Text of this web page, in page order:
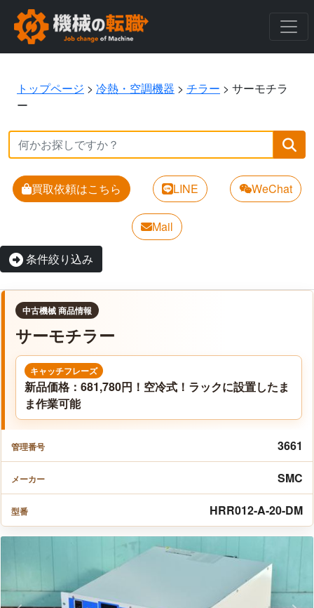
トップページ > 冷熱・空調機器 > チラー > サーモチラ
ー
買取依頼はこちら LINE WeChat
Mail
条件絞り込み
中古機械 商品情報
サーモチラー
キャッチフレーズ
新品価格：681,780円！空冷式！ラックに設置したま
ま作業可能
管理番号 3661
メーカー SMC
型番 HRR012-A-20-DM